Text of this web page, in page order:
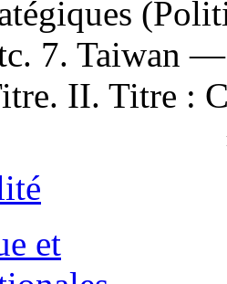
7. Taiwan
II. Titre :